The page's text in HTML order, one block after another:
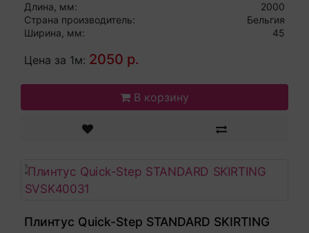
Длина, мм:
2000
Страна производитель:
Бельгия
Ширина, мм:
45
Цена за 1м: 2050 р.
В корзину
Плинтус Quick-Step STANDARD SKIRTING